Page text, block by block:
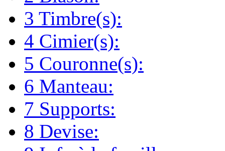
3 Timbre(s):
4 Cimier(s):
5 Couronne(s):
6 Manteau:
7 Supports:
8 Devise: